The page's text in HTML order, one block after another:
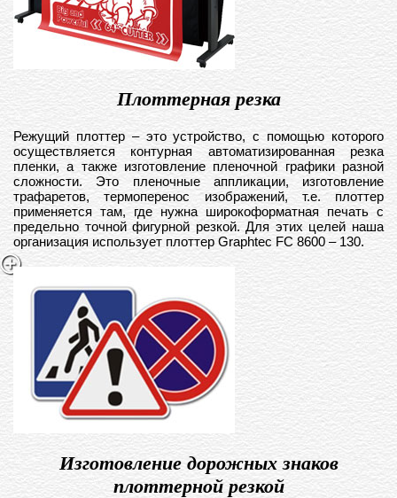
Плоттерная резка
Режущий плоттер – это устройство, с помощью которого
осуществляется контурная автоматизированная резка
пленки, а также изготовление пленочной графики разной
сложности. Это пленочные аппликации, изготовление
трафаретов, термоперенос изображений, т.е. плоттер
применяется там, где нужна широкоформатная печать с
предельно точной фигурной резкой. Для этих целей наша
организация использует плоттер Graphtec FC 8600 – 130.
Изготовление дорожных знаков
плоттерной резкой